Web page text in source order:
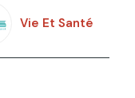
Vie Et Santé